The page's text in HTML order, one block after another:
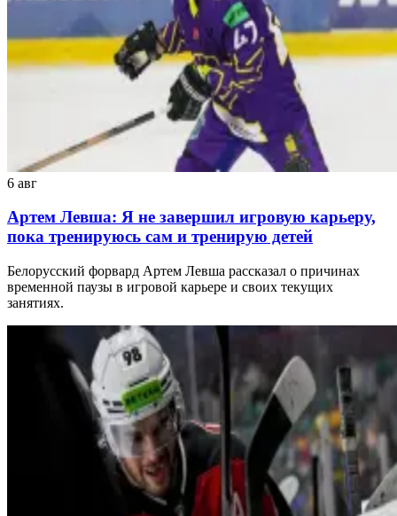
6 авг
Артем Левша: Я не завершил игровую карьеру,
пока тренируюсь сам и тренирую детей
Белорусский форвард Артем Левша рассказал о причинах
временной паузы в игровой карьере и своих текущих
занятиях.